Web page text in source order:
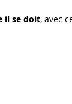
il se doit, avec